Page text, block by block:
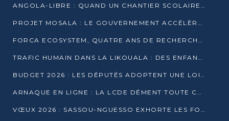
ANGOLA-LIBRE : QUAND UN CHANTIER SCOLAIRE DEVIENT LE MIROIR D’UN CONGO EN MOUVEMENT
PROJET MOSALA : LE GOUVERNEMENT ACCÉLÈRE L’INSERTION DES JEUNES EN 2026
FORCA ECOSYSTEM, QUATRE ANS DE RECHERCHE DE TERRAIN AVANT UN LANCEMENT OFFICIEL EN 2026
TRAFIC HUMAIN DANS LA LIKOUALA : DES ENFANTS AUTOCHTONES RÉDUITS AU TRAVAIL FORCÉ
BUDGET 2026 : LES DÉPUTÉS ADOPTENT UNE LOI DES FINANCES DE PLUS DE 2500 MILLIARDS FCFA
ARNAQUE EN LIGNE : LA LCDE DÉMENT TOUTE CAMPAGNE DE RECRUTEMENT
VŒUX 2026 : SASSOU-NGUESSO EXHORTE LES FORCES VIVES À RENFORCER L’UNITÉ